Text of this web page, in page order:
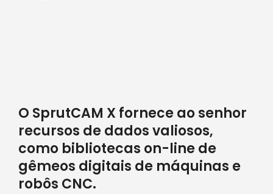
O SprutCAM X fornece ao senhor
recursos de dados valiosos,
como bibliotecas on-line de
gêmeos digitais de máquinas e
robôs CNC.